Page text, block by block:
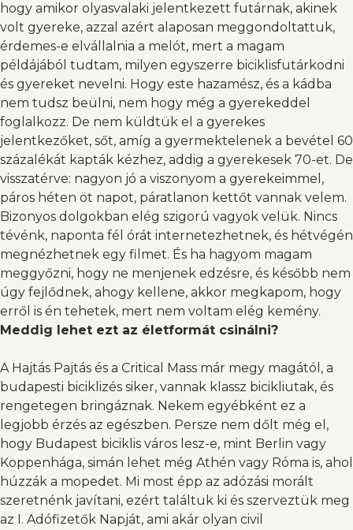
hogy amikor olyasvalaki jelentkezett futárnak, akinek
volt gyereke, azzal azért alaposan meggondoltattuk,
érdemes-e elvállalnia a melót, mert a magam
példájából tudtam, milyen egyszerre biciklisfutárkodni
és gyereket nevelni. Hogy este hazamész, és a kádba
nem tudsz beülni, nem hogy még a gyerekeddel
foglalkozz. De nem küldtük el a gyerekes
jelentkezőket, sőt, amíg a gyermektelenek a bevétel 60
százalékát kapták kézhez, addig a gyerekesek 70-et. De
visszatérve: nagyon jó a viszonyom a gyerekeimmel,
páros héten öt napot, páratlanon kettőt vannak velem.
Bizonyos dolgokban elég szigorú vagyok velük. Nincs
tévénk, naponta fél órát internetezhetnek, és hétvégén
megnézhetnek egy filmet. És ha hagyom magam
meggyőzni, hogy ne menjenek edzésre, és később nem
úgy fejlődnek, ahogy kellene, akkor megkapom, hogy
erről is én tehetek, mert nem voltam elég kemény.
Meddig lehet ezt az életformát csinálni?
A Hajtás Pajtás és a Critical Mass már megy magától, a
budapesti biciklizés siker, vannak klassz bicikliutak, és
rengetegen bringáznak. Nekem egyébként ez a
legjobb érzés az egészben. Persze nem dőlt még el,
hogy Budapest biciklis város lesz-e, mint Berlin vagy
Koppenhága, simán lehet még Athén vagy Róma is, ahol
húzzák a mopedet. Mi most épp az adózási morált
szeretnénk javítani, ezért találtuk ki és szerveztük meg
az I. Adófizetők Napját, ami akár olyan civil